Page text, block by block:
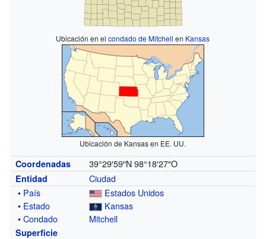
Ubicación en elcondado de Mitchell en Kansas
Ubicación de Kansas en EE. UU.
Coordenadas 39°29′59″N 98°18′27″O
Entidad
Ciudad
• País
Estados Unidos
• Estado
Kansas
•Condado Mitchell
Superficie